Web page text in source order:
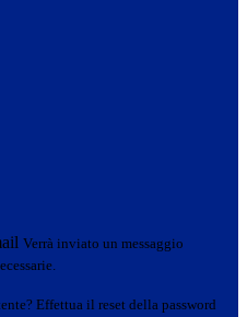
Verrà inviato un messaggio
Effettua il reset della password